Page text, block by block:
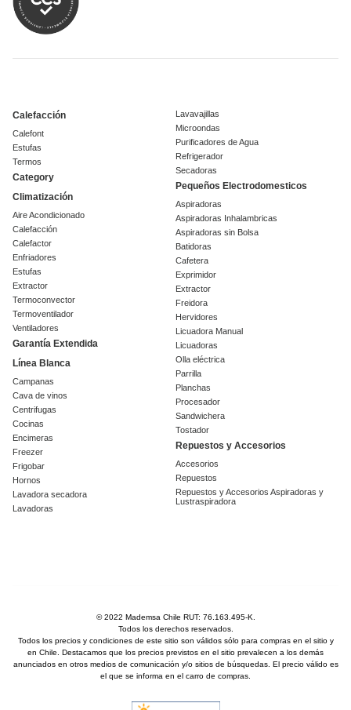
Calefacción
Calefont
Estufas
Termos
Category
Climatización
Aire Acondicionado
Calefacción
Calefactor
Enfriadores
Estufas
Extractor
Termoconvector
Termoventilador
Ventiladores
Garantía Extendida
Línea Blanca
Campanas
Cava de vinos
Centrifugas
Cocinas
Encimeras
Freezer
Frigobar
Hornos
Lavadora secadora
Lavadoras
Lavavajillas
Microondas
Purificadores de Agua
Refrigerador
Secadoras
Pequeños Electrodomesticos
Aspiradoras
Aspiradoras Inhalambricas
Aspiradoras sin Bolsa
Batidoras
Cafetera
Exprimidor
Extractor
Freidora
Hervidores
Licuadora Manual
Licuadoras
Olla eléctrica
Parrilla
Planchas
Procesador
Sandwichera
Tostador
Repuestos y Accesorios
Accesorios
Repuestos
Repuestos y Accesorios Aspiradoras y
Lustraspiradora
© 2022 Mademsa Chile RUT: 76.163.495-K.
Todos los derechos reservados.
Todos los precios y condiciones de este sitio son válidos sólo para compras en el sitio y
en Chile. Destacamos que los precios previstos en el sitio prevalecen a los demás
anunciados en otros medios de comunicación y/o sitios de búsquedas. El precio válido es
el que se informa en el carro de compras.